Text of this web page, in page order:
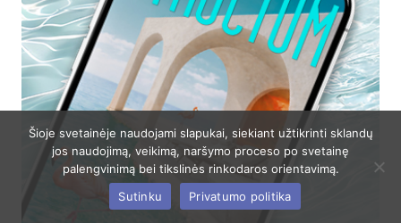
Šioje svetainėje naudojami slapukai, siekiant užtikrinti sklandų
jos naudojimą, veikimą, naršymo proceso po svetainę
palengvinimą bei tikslinės rinkodaros orientavimą.
Sutinku
Privatumo politika